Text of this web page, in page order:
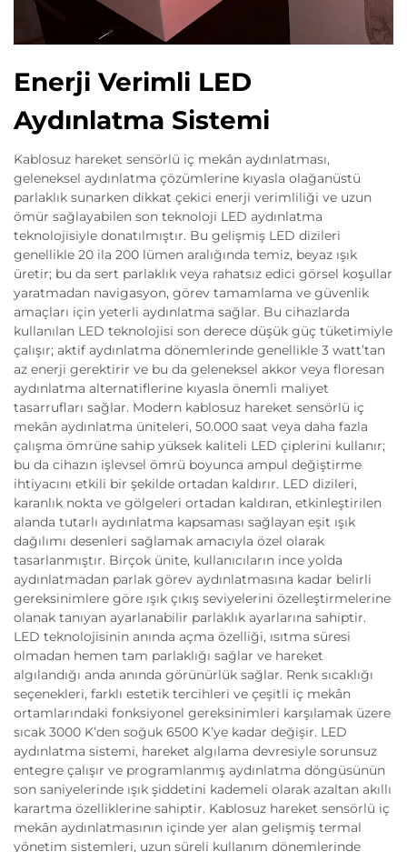
Enerji Verimli LED
Aydınlatma Sistemi
Kablosuz hareket sensörlü iç mekân aydınlatması,
geleneksel aydınlatma çözümlerine kıyasla olağanüstü
parlaklık sunarken dikkat çekici enerji verimliliği ve uzun
ömür sağlayabilen son teknoloji LED aydınlatma
teknolojisiyle donatılmıştır. Bu gelişmiş LED dizileri
genellikle 20 ila 200 lümen aralığında temiz, beyaz ışık
üretir; bu da sert parlaklık veya rahatsız edici görsel koşullar
yaratmadan navigasyon, görev tamamlama ve güvenlik
amaçları için yeterli aydınlatma sağlar. Bu cihazlarda
kullanılan LED teknolojisi son derece düşük güç tüketimiyle
çalışır; aktif aydınlatma dönemlerinde genellikle 3 watt’tan
az enerji gerektirir ve bu da geleneksel akkor veya floresan
aydınlatma alternatiflerine kıyasla önemli maliyet
tasarrufları sağlar. Modern kablosuz hareket sensörlü iç
mekân aydınlatma üniteleri, 50.000 saat veya daha fazla
çalışma ömrüne sahip yüksek kaliteli LED çiplerini kullanır;
bu da cihazın işlevsel ömrü boyunca ampul değiştirme
ihtiyacını etkili bir şekilde ortadan kaldırır. LED dizileri,
karanlık nokta ve gölgeleri ortadan kaldıran, etkinleştirilen
alanda tutarlı aydınlatma kapsaması sağlayan eşit ışık
dağılımı desenleri sağlamak amacıyla özel olarak
tasarlanmıştır. Birçok ünite, kullanıcıların ince yolda
aydınlatmadan parlak görev aydınlatmasına kadar belirli
gereksinimlere göre ışık çıkış seviyelerini özelleştirmelerine
olanak tanıyan ayarlanabilir parlaklık ayarlarına sahiptir.
LED teknolojisinin anında açma özelliği, ısıtma süresi
olmadan hemen tam parlaklığı sağlar ve hareket
algılandığı anda anında görünürlük sağlar. Renk sıcaklığı
seçenekleri, farklı estetik tercihleri ve çeşitli iç mekân
ortamlarındaki fonksiyonel gereksinimleri karşılamak üzere
sıcak 3000 K’den soğuk 6500 K’ye kadar değişir. LED
aydınlatma sistemi, hareket algılama devresiyle sorunsuz
entegre çalışır ve programlanmış aydınlatma döngüsünün
son saniyelerinde ışık şiddetini kademeli olarak azaltan akıllı
karartma özelliklerine sahiptir. Kablosuz hareket sensörlü iç
mekân aydınlatmasının içinde yer alan gelişmiş termal
yönetim sistemleri, uzun süreli kullanım dönemlerinde